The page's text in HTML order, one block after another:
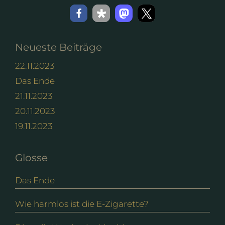
Neueste Beiträge
22.11.2023
Das Ende
21.11.2023
20.11.2023
19.11.2023
Glosse
Das Ende
Wie harmlos ist die E-Zigarette?